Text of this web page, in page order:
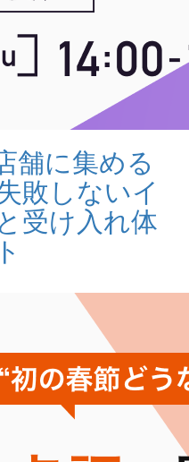
舗に集める
敗しないイ
受け入れ体